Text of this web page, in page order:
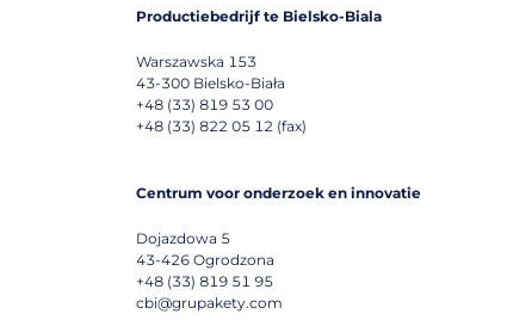
Productiebedrijf te Bielsko-Biala
Warszawska 153
43-300 Bielsko-Biała
+48 (33) 819 53 00
+48 (33) 822 05 12 (fax)
Centrum voor onderzoek en innovatie
Dojazdowa 5
43-426 Ogrodzona
+48 (33) 819 51 95
cbi@grupakety.com